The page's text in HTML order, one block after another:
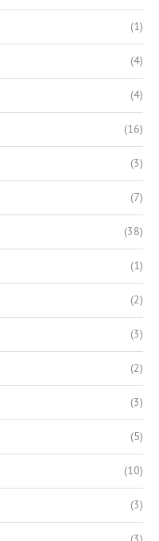
(1)
(4)
(4)
(16)
(3)
(7)
(38)
(1)
(2)
(3)
(2)
(3)
(5)
(10)
(3)